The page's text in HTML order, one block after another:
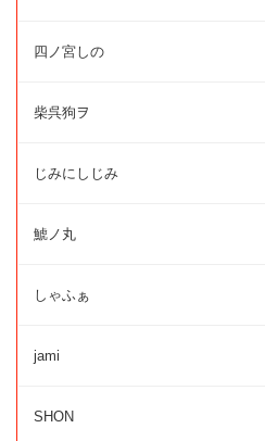
四ノ宮しの
柴呉狗ヲ
じみにしじみ
鯱ノ丸
しゃふぁ
jami
SHON